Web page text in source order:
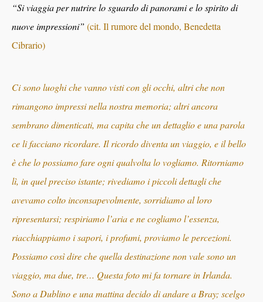
“Si viaggia per nutrire lo sguardo di panorami e lo spirito di
nuove impressioni” (cit. Il rumore del mondo, Benedetta
Cibrario)
Ci sono luoghi che vanno visti con gli occhi, altri che non
rimangono impressi nella nostra memoria; altri ancora
sembrano dimenticati, ma capita che un dettaglio e una parola
ce li facciano ricordare. Il ricordo diventa un viaggio, e il bello
è che lo possiamo fare ogni qualvolta lo vogliamo. Ritorniamo
lì, in quel preciso istante; rivediamo i piccoli dettagli che
avevamo colto inconsapevolmente, sorridiamo al loro
ripresentarsi; respiriamo l’aria e ne cogliamo l’essenza,
riacchiappiamo i sapori, i profumi, proviamo le percezioni.
Possiamo così dire che quella destinazione non vale sono un
viaggio, ma due, tre… Questa foto mi fa tornare in Irlanda.
Sono a Dublino e una mattina decido di andare a Bray; scelgo